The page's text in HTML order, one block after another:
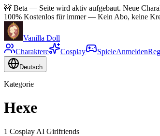
🚧 Beta — Seite wird aktiv aufgebaut. Neue
100% Kostenlos für immer— Kein Abo, keine
Vanilla Doll
Charaktere
Cosplay SpieleAnmelden
Deutsch
Kategorie
Hexe
1 Cosplay AI Girlfriends